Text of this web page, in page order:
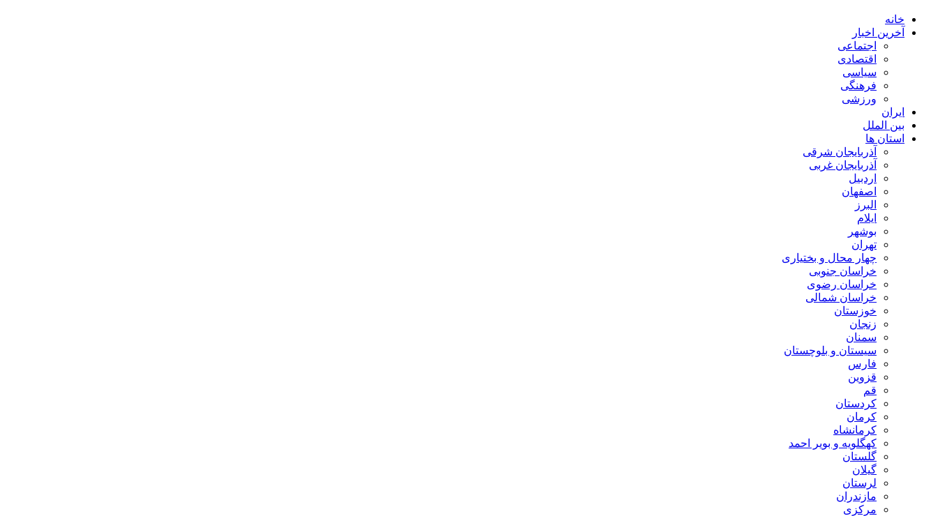
خانه
آخرین اخبار
اجتماعی
اقتصادی
سیاسی
فرهنگی
ورزشی
ایران
بین الملل
استان ها
آذربایجان شرقی
آذربایجان غربی
اردبیل
اصفهان
البرز
ایلام
بوشهر
تهران
چهار محال و بختیاری
خراسان جنوبی
خراسان رضوی
خراسان شمالی
خوزستان
زنجان
سمنان
سیستان و بلوچستان
فارس
قزوین
قم
کردستان
کرمان
کرمانشاه
کهگلویه و بویر احمد
گلستان
گیلان
لرستان
مازندران
مرکزی